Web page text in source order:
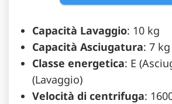
Capacità Lavaggio: 10 kg
Capacità Asciugatura: 7 kg
Classe energetica: E
(Lavaggio)
Velocità di centrifuga: